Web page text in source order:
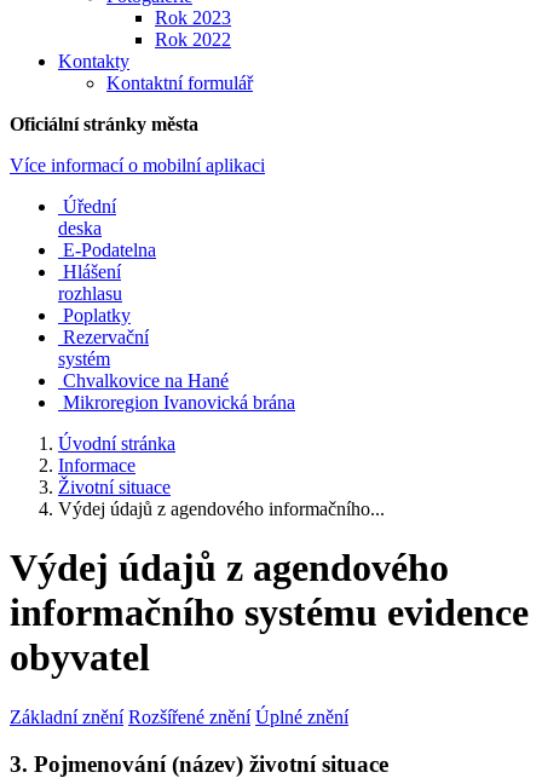
Rok 2023
Rok 2022
Kontakty
Kontaktní formulář
Oficiální stránky města
Více informací o mobilní aplikaci
Úřední
deska
E-Podatelna
Hlášení
rozhlasu
Poplatky
Rezervační
systém
Chvalkovice na Hané
Mikroregion Ivanovická brána
Úvodní stránka
Informace
Životní situace
Výdej údajů z agendového informačního...
Výdej údajů z agendového
informačního systému evidence
obyvatel
Základní znění Rozšířené znění Úplné znění
3. Pojmenování (název) životní situace